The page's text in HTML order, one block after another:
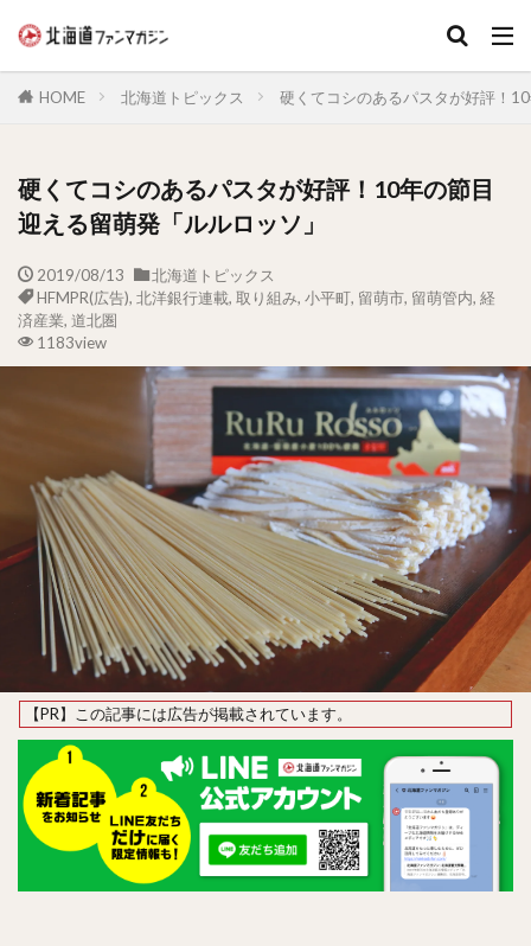
HOME 北海道トピックス 硬くてコシのあるパスタが好評！
硬くてコシのあるパスタが好評！10年の節目
迎える留萌発「ルルロッソ」
2019/08/13
北海道トピックス
HFMPR(広告), 北洋銀行連載, 取り組み, 小平町, 留萌市, 留萌管内, 経
済産業, 道北圏
1183view